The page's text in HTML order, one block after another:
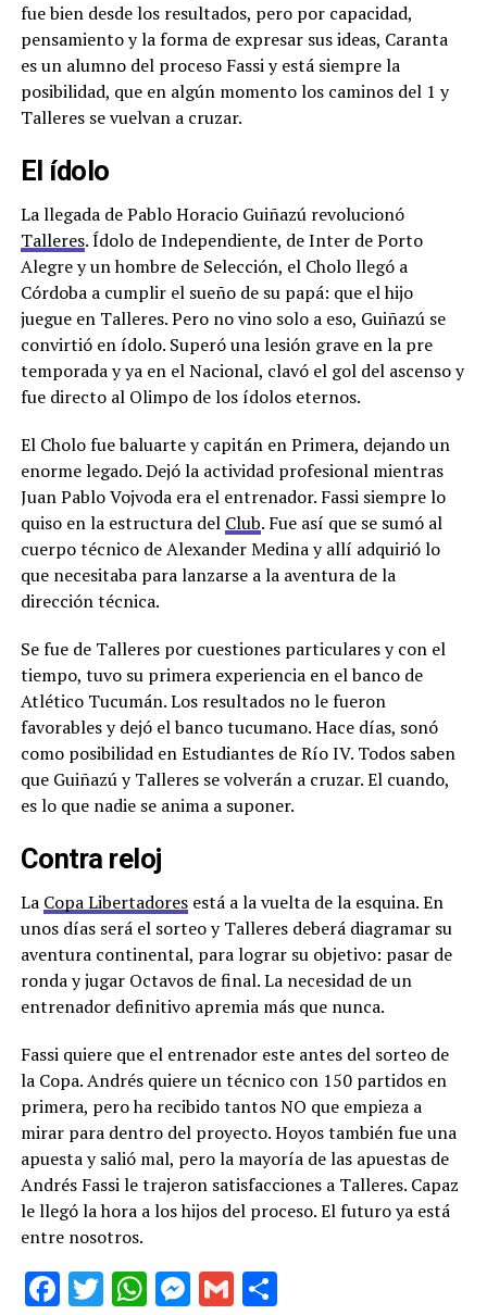
fue bien desde los resultados, pero por capacidad,
pensamiento y la forma de expresar sus ideas, Caranta
es un alumno del proceso Fassi y está siempre la
posibilidad, que en algún momento los caminos del 1 y
Talleres se vuelvan a cruzar.
El ídolo
La llegada de Pablo Horacio Guiñazú revolucionó
Talleres. Ídolo de Independiente, de Inter de Porto
Alegre y un hombre de Selección, el Cholo llegó a
Córdoba a cumplir el sueño de su papá: que el hijo
juegue en Talleres. Pero no vino solo a eso, Guiñazú se
convirtió en ídolo. Superó una lesión grave en la pre
temporada y ya en el Nacional, clavó el gol del ascenso y
fue directo al Olimpo de los ídolos eternos.
El Cholo fue baluarte y capitán en Primera, dejando un
enorme legado. Dejó la actividad profesional mientras
Juan Pablo Vojvoda era el entrenador. Fassi siempre lo
quiso en la estructura del Club. Fue así que se sumó al
cuerpo técnico de Alexander Medina y allí adquirió lo
que necesitaba para lanzarse a la aventura de la
dirección técnica.
Se fue de Talleres por cuestiones particulares y con el
tiempo, tuvo su primera experiencia en el banco de
Atlético Tucumán. Los resultados no le fueron
favorables y dejó el banco tucumano. Hace días, sonó
como posibilidad en Estudiantes de Río IV. Todos saben
que Guiñazú y Talleres se volverán a cruzar. El cuando,
es lo que nadie se anima a suponer.
Contra reloj
La Copa Libertadoresestá a la vuelta de la esquina. En
unos días será el sorteo y Talleres deberá diagramar su
aventura continental, para lograr su objetivo: pasar de
ronda y jugar Octavos de final. La necesidad de un
entrenador definitivo apremia más que nunca.
Fassi quiere que el entrenador este antes del sorteo de
la Copa. Andrés quiere un técnico con 150 partidos en
primera, pero ha recibido tantos NO que empieza a
mirar para dentro del proyecto. Hoyos también fue una
apuesta y salió mal, pero la mayoría de las apuestas de
Andrés Fassi le trajeron satisfacciones a Talleres. Capaz
le llegó la hora a los hijos del proceso. El futuro ya está
entre nosotros.
Facebook
Twitter
WhatsApp
Messenger
GmailShare